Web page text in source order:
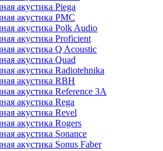
акустика Piega
акустика PMC
акустика Polk Audio
акустика Proficient
акустика Q Acoustic
акустика Quad
акустика Radiotehnika
акустика RBH
акустика Reference 3A
акустика Rega
акустика Revel
акустика Rogers
акустика Sonance
акустика Sonus Faber